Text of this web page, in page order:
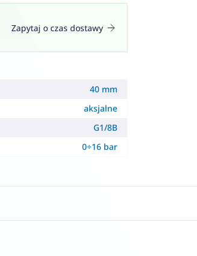
Zapytaj o czas dostawy
40 mm
aksjalne
G1/8B
0÷16 bar